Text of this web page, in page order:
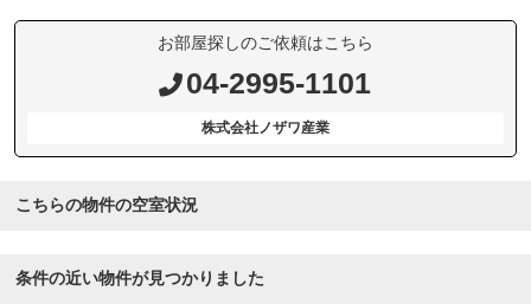
お部屋探しのご依頼はこちら
04-2995-1101
株式会社ノザワ産業
こちらの物件の空室状況
条件の近い物件が見つかりました